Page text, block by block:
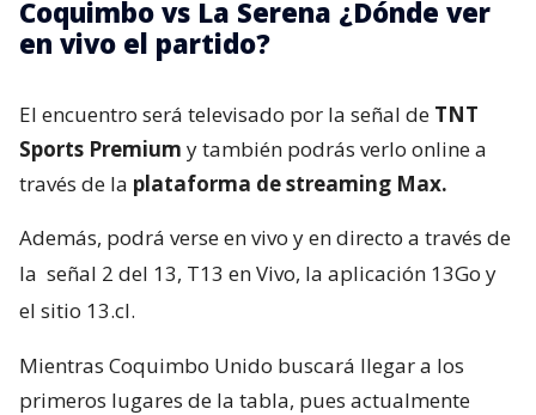
Coquimbo vs La Serena ¿Dónde ver
en vivo el partido?
El encuentro será televisado por la señal de TNT
Sports Premium y también podrás verlo online a
través de la plataforma de streaming Max.
Además, podrá verse en vivo y en directo a través de
la señal 2 del 13, T13 en Vivo, la aplicación 13Go y
el sitio 13.cl.
Mientras Coquimbo Unido buscará llegar a los
primeros lugares de la tabla, pues actualmente